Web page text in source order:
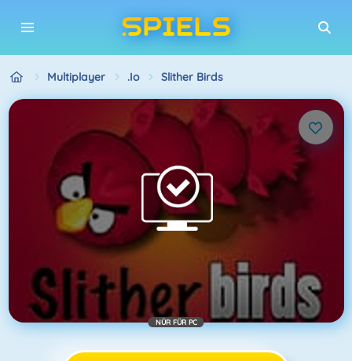
Multiplayer .io Slither Birds
NÜR FÜR PC